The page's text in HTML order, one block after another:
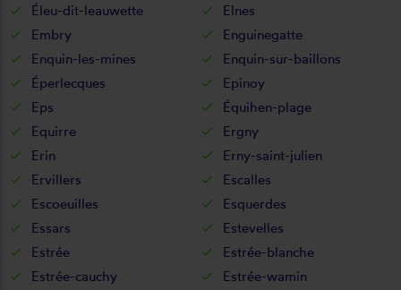
Éleu-dit-leauwette
Elnes
Embry
Enguinegatte
Enquin-les-mines
Enquin-sur-baillons
Éperlecques
Epinoy
Eps
Équihen-plage
Equirre
Ergny
Erin
Erny-saint-julien
Ervillers
Escalles
Escoeuilles
Esquerdes
Essars
Estevelles
Estrée
Estrée-blanche
Estrée-cauchy
Estrée-wamin